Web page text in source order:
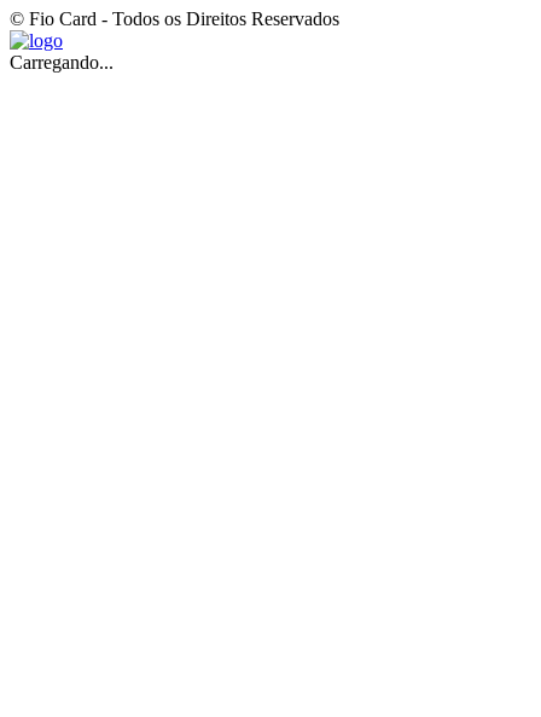
© Fio Card - Todos os Direitos Reservados
Carregando...